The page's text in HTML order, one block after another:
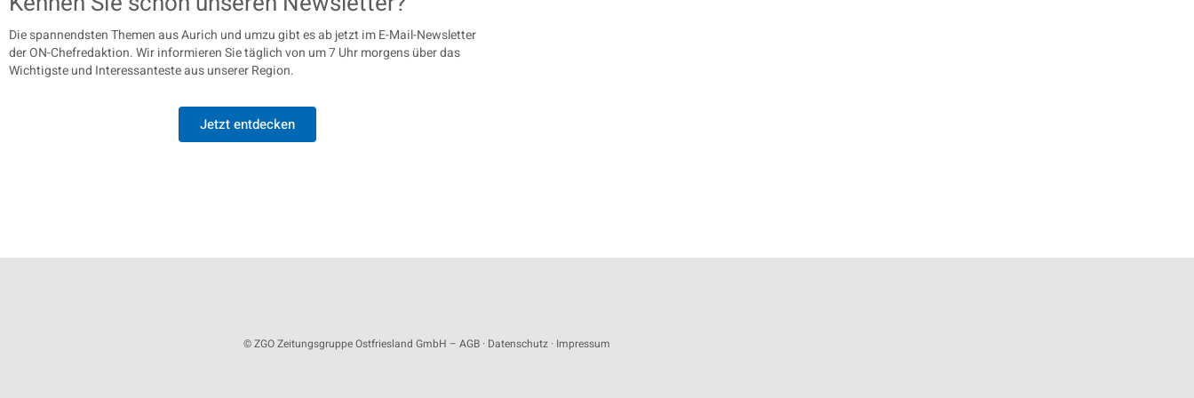
Die spannendsten Themen aus Aurich und umzu gibt es ab jetzt im E-Mail-Newsletter
der ON-Chefredaktion. Wir informieren Sie täglich von um 7 Uhr morgens über das
Wichtigste und Interessanteste aus unserer Region.
Jetzt entdecken
© ZGO Zeitungsgruppe Ostfriesland GmbH – AGB· Datenschutz· Impressum